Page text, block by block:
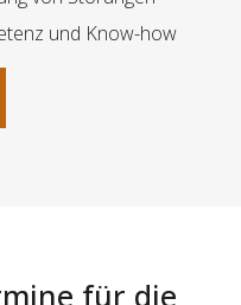
und Know-how
für die